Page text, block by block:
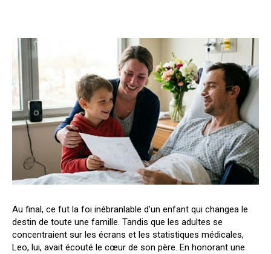
Au final, ce fut la foi inébranlable d’un enfant qui changea le
destin de toute une famille. Tandis que les adultes se
concentraient sur les écrans et les statistiques médicales,
Leo, lui, avait écouté le cœur de son père. En honorant une